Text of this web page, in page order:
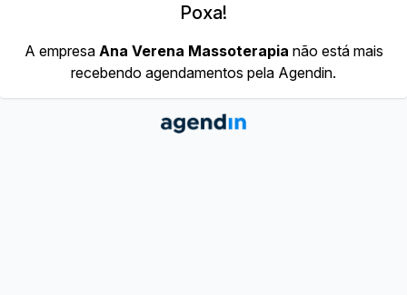
Poxa!
A empresa Ana Verena Massoterapia não está mais
recebendo agendamentos pela Agendin.